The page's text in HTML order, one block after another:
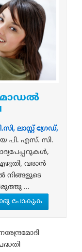
ലാസ്റ്റ് ഗ്രേഡ്,
പി. എസ്. സി.
വരാൻ
നിങ്ങളുടെ
...
പോകുക